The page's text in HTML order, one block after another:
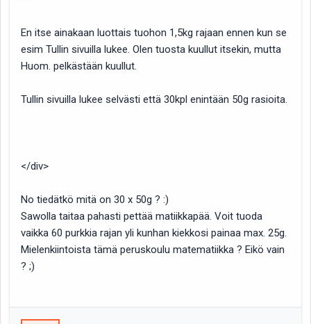
En itse ainakaan luottais tuohon 1,5kg rajaan ennen kun se
esim Tullin sivuilla lukee. Olen tuosta kuullut itsekin, mutta
Huom. pelkästään kuullut.
Tullin sivuilla lukee selvästi että 30kpl enintään 50g rasioita.
</div>
No tiedätkö mitä on 30 x 50g ? :)
Sawolla taitaa pahasti pettää matiikkapää. Voit tuoda
vaikka 60 purkkia rajan yli kunhan kiekkosi painaa max. 25g.
Mielenkiintoista tämä peruskoulu matematiikka ? Eikö vain
? ;)